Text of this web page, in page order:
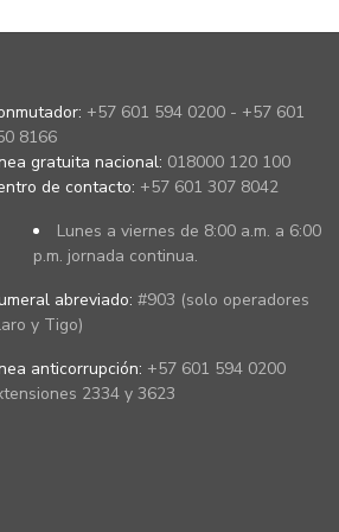
+57 601 594 0200 - +57 601
8166
gratuita nacional: 018000 120 100
de contacto: +57 601 307 8042
Lunes a viernes de 8:00 a.m. a 6:00
p.m. jornada continua.
abreviado: #903 (solo operadores
y Tigo)
anticorrupción: +57 601 594 0200
2334 y 3623